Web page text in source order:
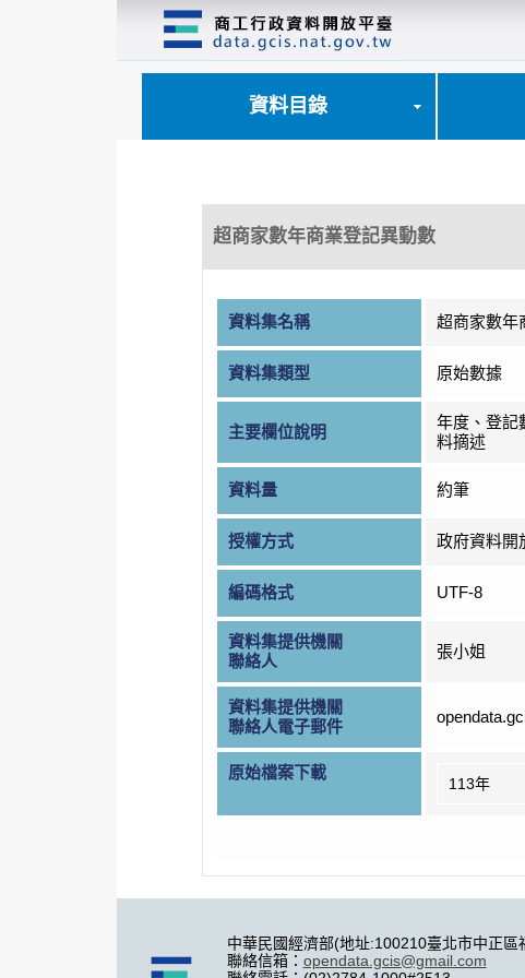
資料目錄
超商家數年商業登記異動數
資料集名稱 超商家數年
資料集類型 原始數據
主要欄位說明
年度、登記
料摘述
資料量 約筆
授權方式 政府資料開
編碼格式 UTF-8
資料集提供機關
聯絡人
張小姐
資料集提供機關
聯絡人電子郵件
原始檔案下載
113年
中華民國經濟部(地址:100210臺北市中正區
聯絡信箱： opendata.gcis@gmail.com